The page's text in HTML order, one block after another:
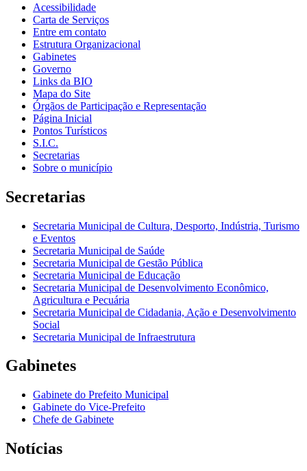
Acessibilidade
Carta de Serviços
Entre em contato
Estrutura Organizacional
Gabinetes
Governo
Links da BIO
Mapa do Site
Órgãos de Participação e Representação
Página Inicial
Pontos Turísticos
S.I.C.
Secretarias
Sobre o município
Secretarias
Secretaria Municipal de Cultura, Desporto, Indústria, Turismo
e Eventos
Secretaria Municipal de Saúde
Secretaria Municipal de Gestão Pública
Secretaria Municipal de Educação
Secretaria Municipal de Desenvolvimento Econômico,
Agricultura e Pecuária
Secretaria Municipal de Cidadania, Ação e Desenvolvimento
Social
Secretaria Municipal de Infraestrutura
Gabinetes
Gabinete do Prefeito Municipal
Gabinete do Vice-Prefeito
Chefe de Gabinete
Notícias